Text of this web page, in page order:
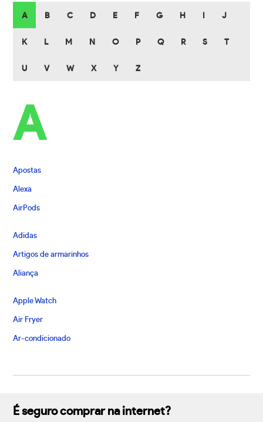
A B C D E F G H J
K L M N O P Q R S T
U V W X Y Z
A
Apostas
Alexa
AirPods
Adidas
Artigos de armarinhos
Aliança
Apple Watch
Air Fryer
Ar-condicionado
É seguro comprar na internet?